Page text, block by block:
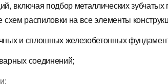
включая подбор металлических зубчатых
распиловки на все элементы
и сплошных железобетонных
соединений;